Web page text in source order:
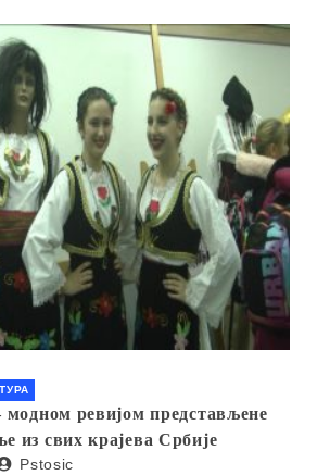
модном ревијом представљене
из свих крајева Србије
Pstosic